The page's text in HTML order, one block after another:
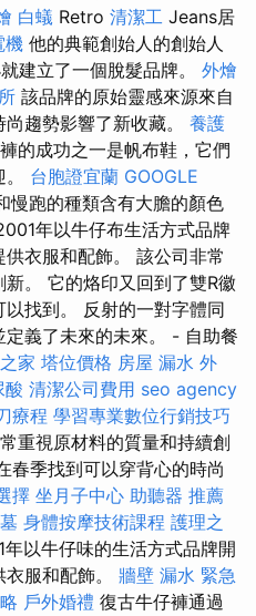
白蟻 Retro 清潔工 Jeans居
機 他的典範創始人的創始人
建立了一個脫髮品牌。 外燴
該品牌的原始靈感來源來自
趨勢影響了新收藏。 養護
的成功之一是帆布鞋，它們
台胞證宜蘭 GOOGLE
慢跑的種類含有大膽的顏色
年以牛仔布生活方式品牌
衣服和配飾。 該公司非常
。 它的烙印又回到了雙R徽
找到。 反射的一對字體同
義了未來的未來。 - 自助餐
家 塔位價格 房屋 漏水 外
酸 清潔公司費用 seo agency
療程 學習專業數位行銷技巧
重視原材料的質量和持續創
春季找到可以穿背心的時尚
擇 坐月子中心 助聽器 推薦
身體按摩技術課程 護理之
以牛仔味的生活方式品牌開
服和配飾。 牆壁 漏水 緊急
戶外婚禮 復古牛仔褲通過